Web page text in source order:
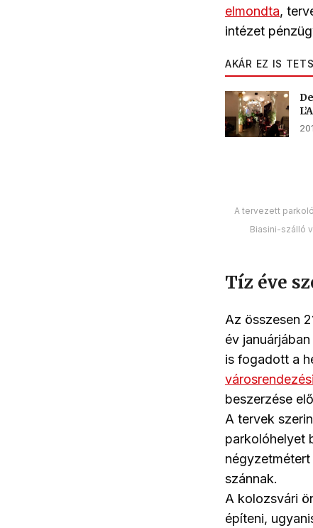
elmondta,
intézet
AKÁR EZ IS
A tervezett
Biasini-szálló
Tíz éve
Az összesen
év
is fogadott a
beszerzése
A tervek
parkolóhelyet
szánnak.
A kolozsvári
építeni,